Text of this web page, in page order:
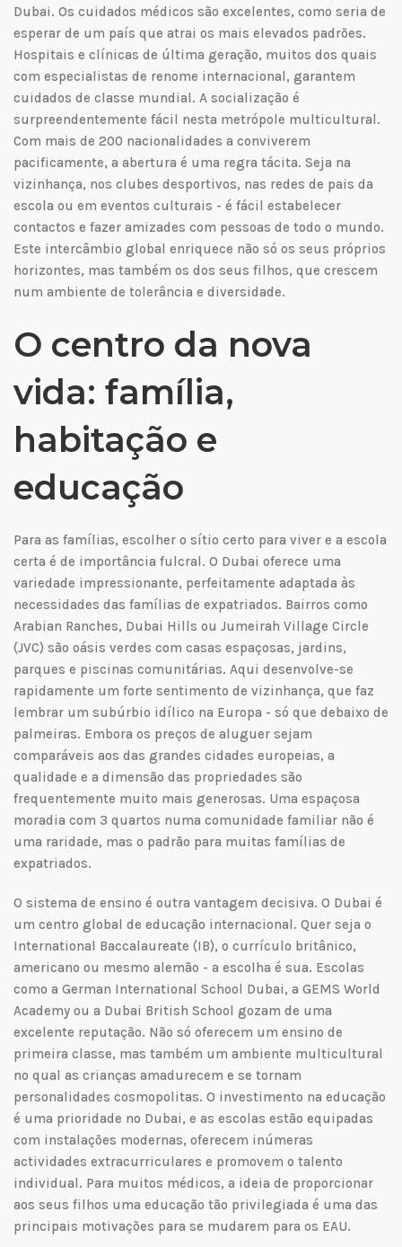
Dubai. Os cuidados médicos são excelentes, como seria de
esperar de um país que atrai os mais elevados padrões.
Hospitais e clínicas de última geração, muitos dos quais
com especialistas de renome internacional, garantem
cuidados de classe mundial. A socialização é
surpreendentemente fácil nesta metrópole multicultural.
Com mais de 200 nacionalidades a conviverem
pacificamente, a abertura é uma regra tácita. Seja na
vizinhança, nos clubes desportivos, nas redes de pais da
escola ou em eventos culturais - é fácil estabelecer
contactos e fazer amizades com pessoas de todo o mundo.
Este intercâmbio global enriquece não só os seus próprios
horizontes, mas também os dos seus filhos, que crescem
num ambiente de tolerância e diversidade.
O centro da nova
vida: família,
habitação e
educação
Para as famílias, escolher o sítio certo para viver e a escola
certa é de importância fulcral. O Dubai oferece uma
variedade impressionante, perfeitamente adaptada às
necessidades das famílias de expatriados. Bairros como
Arabian Ranches, Dubai Hills ou Jumeirah Village Circle
(JVC) são oásis verdes com casas espaçosas, jardins,
parques e piscinas comunitárias. Aqui desenvolve-se
rapidamente um forte sentimento de vizinhança, que faz
lembrar um subúrbio idílico na Europa - só que debaixo de
palmeiras. Embora os preços de aluguer sejam
comparáveis aos das grandes cidades europeias, a
qualidade e a dimensão das propriedades são
frequentemente muito mais generosas. Uma espaçosa
moradia com 3 quartos numa comunidade familiar não é
uma raridade, mas o padrão para muitas famílias de
expatriados.
O sistema de ensino é outra vantagem decisiva. O Dubai é
um centro global de educação internacional. Quer seja o
International Baccalaureate (IB), o currículo britânico,
americano ou mesmo alemão - a escolha é sua. Escolas
como a German International School Dubai, a GEMS World
Academy ou a Dubai British School gozam de uma
excelente reputação. Não só oferecem um ensino de
primeira classe, mas também um ambiente multicultural
no qual as crianças amadurecem e se tornam
personalidades cosmopolitas. O investimento na educação
é uma prioridade no Dubai, e as escolas estão equipadas
com instalações modernas, oferecem inúmeras
actividades extracurriculares e promovem o talento
individual. Para muitos médicos, a ideia de proporcionar
aos seus filhos uma educação tão privilegiada é uma das
principais motivações para se mudarem para os EAU.